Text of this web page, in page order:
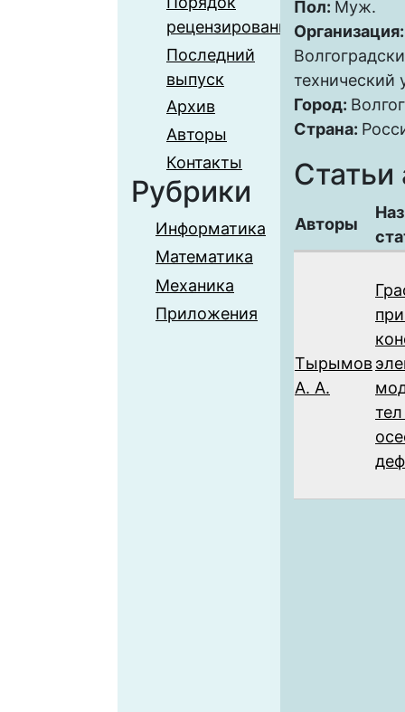
рецензирования
Последний
выпуск
Архив
Авторы
Контакты
Рубрики
Информатика
Математика
Механика
Приложения
Пол: Муж.
технический
Город:
Страна:
Статьи
Авторы
Тырымов
А. А.